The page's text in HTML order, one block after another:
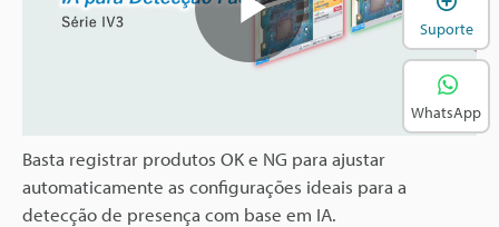
Play
Video
Basta registrar produtos OK e NG para ajustar
automaticamente as configurações ideais para a
detecção de presença com base em IA.
Suporte
WhatsApp